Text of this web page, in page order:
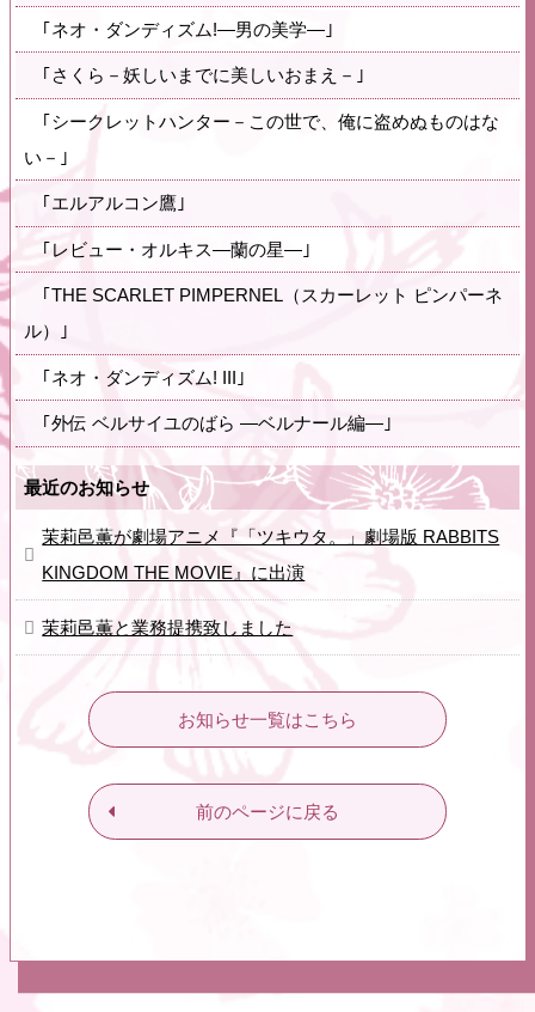
｢ネオ・ダンディズム!―男の美学―｣
｢さくら－妖しいまでに美しいおまえ－｣
｢シークレットハンター－この世で、俺に盗めぬものはな
い－｣
｢エルアルコン鷹｣
｢レビュー・オルキス―蘭の星―｣
｢THE SCARLET PIMPERNEL（スカーレット ピンパーネ
ル）｣
｢ネオ・ダンディズム! III｣
｢外伝 ベルサイユのばら ―ベルナール編―｣
最近のお知らせ
茉莉邑薫が劇場アニメ『「ツキウタ。」劇場版 RABBITS
KINGDOM THE MOVIE』に出演
茉莉邑薫と業務提携致しました
お知らせ一覧はこちら
前のページに戻る